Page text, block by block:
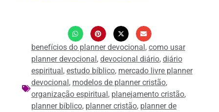
benefícios do planner devocional, como usar
planner devocional, devocional diário, diário
espiritual, estudo bíblico, mercado livre planner
devocional, modelos de planner cristão,
organização espiritual, planejamento cristão,
planner bíblico, planner cristão, planner de